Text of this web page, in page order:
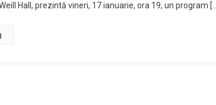
Filarmonica
Hall, prezintă vineri, 17 ianuarie, ora 19, un program […]